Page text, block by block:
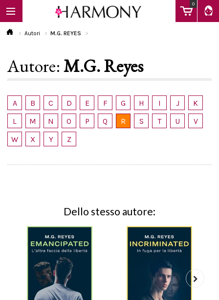
0
EBOOK
LIBRI
Calendario
Autori M.G. REYES
Autore:M.G. Reyes
A B C D E F G H I J
K
L
M N O P Q R S T U
V
W
X Y Z
Dello stesso autore: